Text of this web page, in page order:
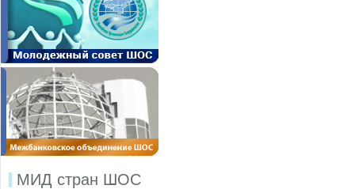
МИД стран ШОС